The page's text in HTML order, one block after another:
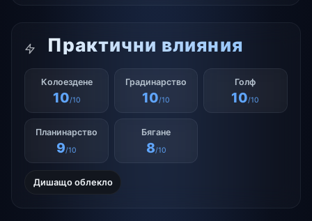
Практични влияния
Колоездене
10/10
Градинарство
10/10
Голф
10/10
Планинарство
9/10
Бягане
8/10
Дишащо облекло